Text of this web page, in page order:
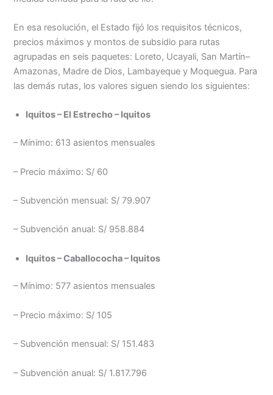
En esa resolución, el Estado fijó los requisitos técnicos,
precios máximos y montos de subsidio para rutas
agrupadas en seis paquetes: Loreto, Ucayali, San Martín–
Amazonas, Madre de Dios, Lambayeque y Moquegua. Para
las demás rutas, los valores siguen siendo los siguientes:
Iquitos – El Estrecho – Iquitos
– Mínimo: 613 asientos mensuales
– Precio máximo: S/ 60
– Subvención mensual: S/ 79.907
– Subvención anual: S/ 958.884
Iquitos – Caballococha – Iquitos
– Mínimo: 577 asientos mensuales
– Precio máximo: S/ 105
– Subvención mensual: S/ 151.483
– Subvención anual: S/ 1.817.796